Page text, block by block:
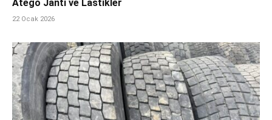
Atego Jantı ve Lastikler
22 Ocak 2026